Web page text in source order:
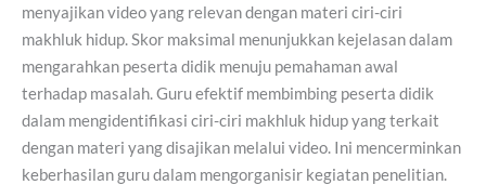
menyajikan video yang relevan dengan materi ciri-ciri
makhluk hidup. Skor maksimal menunjukkan kejelasan dalam
mengarahkan peserta didik menuju pemahaman awal
terhadap masalah. Guru efektif membimbing peserta didik
dalam mengidentifikasi ciri-ciri makhluk hidup yang terkait
dengan materi yang disajikan melalui video. Ini mencerminkan
keberhasilan guru dalam mengorganisir kegiatan penelitian.